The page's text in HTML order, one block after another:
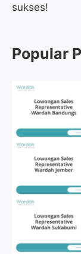
sukses!
Popular